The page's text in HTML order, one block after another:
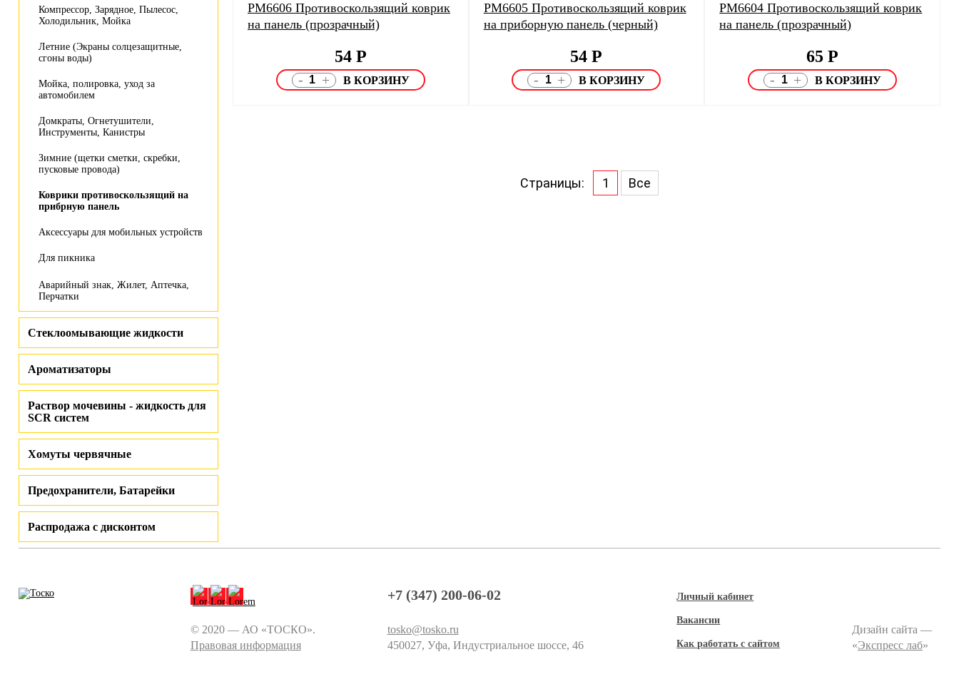
Компрессор, Зарядное, Пылесос,
Холодильник, Мойка
Летние (Экраны солцезащитные,
сгоны воды)
Мойка, полировка, уход за
автомобилем
Домкраты, Огнетушители,
Инструменты, Канистры
Зимние (щетки сметки, скребки,
пусковые провода)
Коврики противоскользящий на
прибрную панель
Аксессуары для мобильных устройств
Для пикника
Аварийный знак, Жилет, Аптечка,
Перчатки
Стеклоомывающие жидкости
Ароматизаторы
Раствор мочевины - жидкость для
SCR систем
Хомуты червячные
Предохранители, Батарейки
Распродажа с дисконтом
РМ6606 Противоскользящий коврик
на панель (прозрачный)
54 Р
- +
РМ6605 Противоскользящий коврик
на приборную панель (черный)
54Р
- +
РМ6604 Противоскользящий коврик
на панель (прозрачный)
65Р
- +
Страницы: 1 Все
© 2020 — АО «ТОСКО».
Правовая информация
+7 (347) 200-06-02
tosko@tosko.ru
450027, Уфа, Индустриальное шоссе, 46
Личный кабинет
Вакансии
Как работать с сайтом
Дизайн сайта —
«Экспресс лаб»